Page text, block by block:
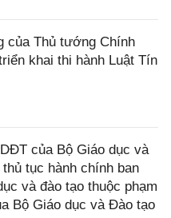
của Thủ tướng Chính
khai thi hành Luật Tín
của Bộ Giáo dục và
tục hành chính ban
và đào tạo thuộc phạm
Bộ Giáo dục và Đào tạo